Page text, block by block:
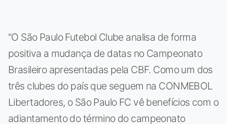
"O São Paulo Futebol Clube analisa de forma
positiva a mudança de datas no Campeonato
Brasileiro apresentadas pela CBF. Como um dos
três clubes do país que seguem na CONMEBOL
Libertadores, o São Paulo FC vê benefícios com o
adiantamento do término do campeonato